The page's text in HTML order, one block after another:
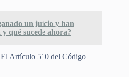
un juicio y han
qué sucede ahora?
Artículo 510 del Código